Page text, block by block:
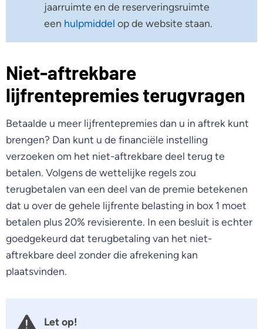
jaarruimte en de reserveringsruimte
een hulpmiddel op de website staan.
Niet-aftrekbare
lijfrentepremies terugvragen
Betaalde u meer lijfrentepremies dan u in aftrek kunt
brengen? Dan kunt u de financiële instelling
verzoeken om het niet-aftrekbare deel terug te
betalen. Volgens de wettelijke regels zou
terugbetalen van een deel van de premie betekenen
dat u over de gehele lijfrente belasting in box 1 moet
betalen plus 20% revisierente. In een besluit is echter
goedgekeurd dat terugbetaling van het niet-
aftrekbare deel zonder die afrekening kan
plaatsvinden.
Let op!